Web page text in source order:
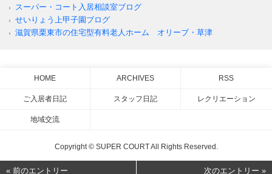
« 前のエントリー 次のエントリー »
スーパー・コート入居相談室ブログ
せいりょう上甲子園ブログ
滋賀県栗東市の住宅型有料老人ホーム オリーブ・草津
HOME ARCHIVES RSS
ご入居者日記 スタッフ日記 レクリエーション
地域交流
Copyright © SUPER COURT All Rights Reserved.